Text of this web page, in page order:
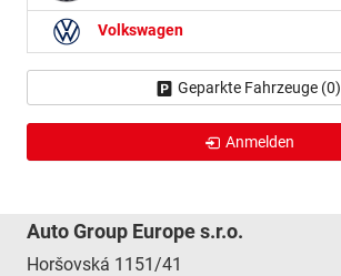
Volkswagen
Geparkte Fahrzeuge (0)
Anmelden
Auto Group Europe s.r.o.
Horšovská 1151/41